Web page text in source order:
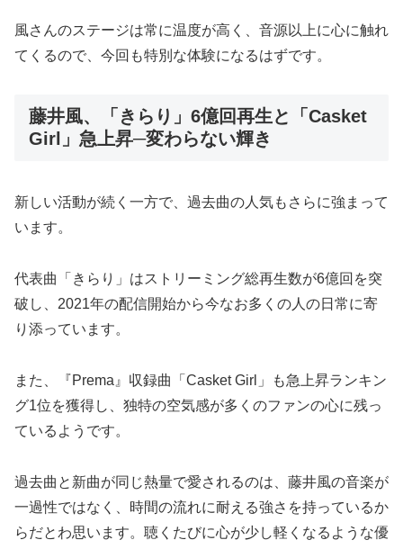
風さんのステージは常に温度が高く、音源以上に心に触れ
てくるので、今回も特別な体験になるはずです。
藤井風、「きらり」6億回再生と「Casket
Girl」急上昇─変わらない輝き
新しい活動が続く一方で、過去曲の人気もさらに強まって
います。
代表曲「きらり」はストリーミング総再生数が6億回を突
破し、2021年の配信開始から今なお多くの人の日常に寄
り添っています。
また、『Prema』収録曲「Casket Girl」も急上昇ランキン
グ1位を獲得し、独特の空気感が多くのファンの心に残っ
ているようです。
過去曲と新曲が同じ熱量で愛されるのは、藤井風の音楽が
一過性ではなく、時間の流れに耐える強さを持っているか
らだとわ思います。聴くたびに心が少し軽くなるような優